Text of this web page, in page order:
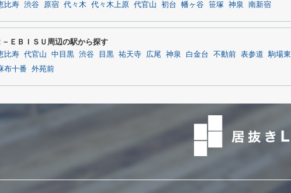
比寿 渋谷 原宿 代々木 代々木上原 代官山 初台 幡ヶ谷 笹塚 神泉 南新宿
－ＥＢＩＳＵ周辺の駅から探す
比寿 代官山 中目黒 渋谷 目黒 祐天寺 広尾 神泉 白金台 不動前 表参道 駒場
布十番
外苑前